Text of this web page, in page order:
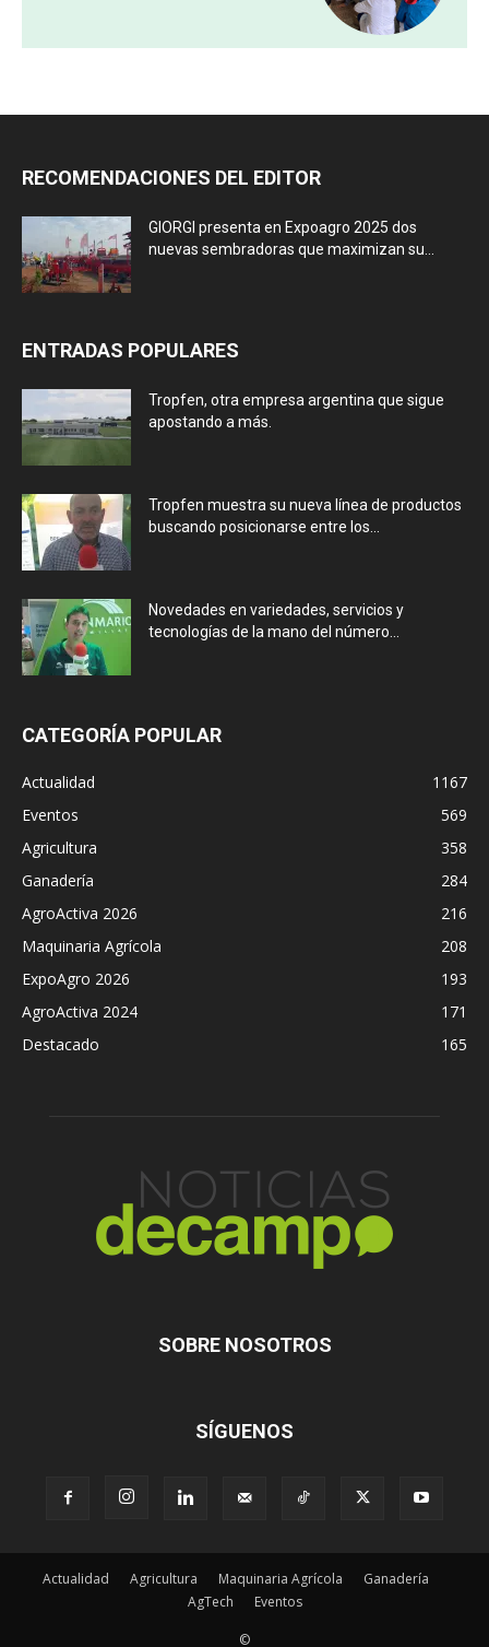
RECOMENDACIONES DEL EDITOR
GIORGI presenta en Expoagro 2025 dos
nuevas sembradoras que maximizan su...
ENTRADAS POPULARES
Tropfen, otra empresa argentina que sigue
apostando a más.
Tropfen muestra su nueva línea de productos
buscando posicionarse entre los...
Novedades en variedades, servicios y
tecnologías de la mano del número...
CATEGORÍA POPULAR
Actualidad
1167
Eventos
569
Agricultura
358
Ganadería
284
AgroActiva 2026
216
Maquinaria Agrícola
208
ExpoAgro 2026
193
AgroActiva 2024
171
Destacado
165
SOBRE NOSOTROS
SÍGUENOS
Actualidad Agricultura Maquinaria Agrícola
Ganadería
AgTech
Eventos
©